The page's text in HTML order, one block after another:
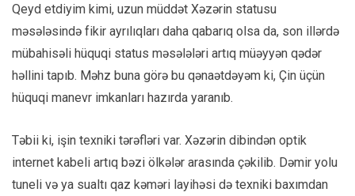
Qeyd etdiyim kimi, uzun müddət Xəzərin statusu
məsələsində fikir ayrılıqları daha qabarıq olsa da, son illərdə
mübahisəli hüquqi status məsələləri artıq müəyyən qədər
həllini tapıb. Məhz buna görə bu qənaətdəyəm ki, Çin üçün
hüquqi manevr imkanları hazırda yaranıb.
Təbii ki, işin texniki tərəfləri var. Xəzərin dibindən optik
internet kabeli artıq bəzi ölkələr arasında çəkilib. Dəmir yolu
tuneli və ya sualtı qaz kəməri layihəsi də texniki baxımdan